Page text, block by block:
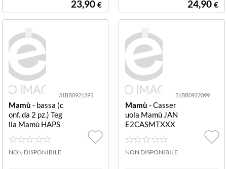
23,90 € 24,90 €
31BB0921395
Mamù - bassa (c
onf. da 2 pz.) Teg
lia Mamù HAPS
TTEGREBA302
2H HAPPY STO
NE bassa Grigio
NON DISPONIBILE
31BB0922099
Mamù - Casser
uola Mamù JAN
E2CASMTXXX
X34 JANET 2.0
Grigio pietra
NON DISPONIBILE